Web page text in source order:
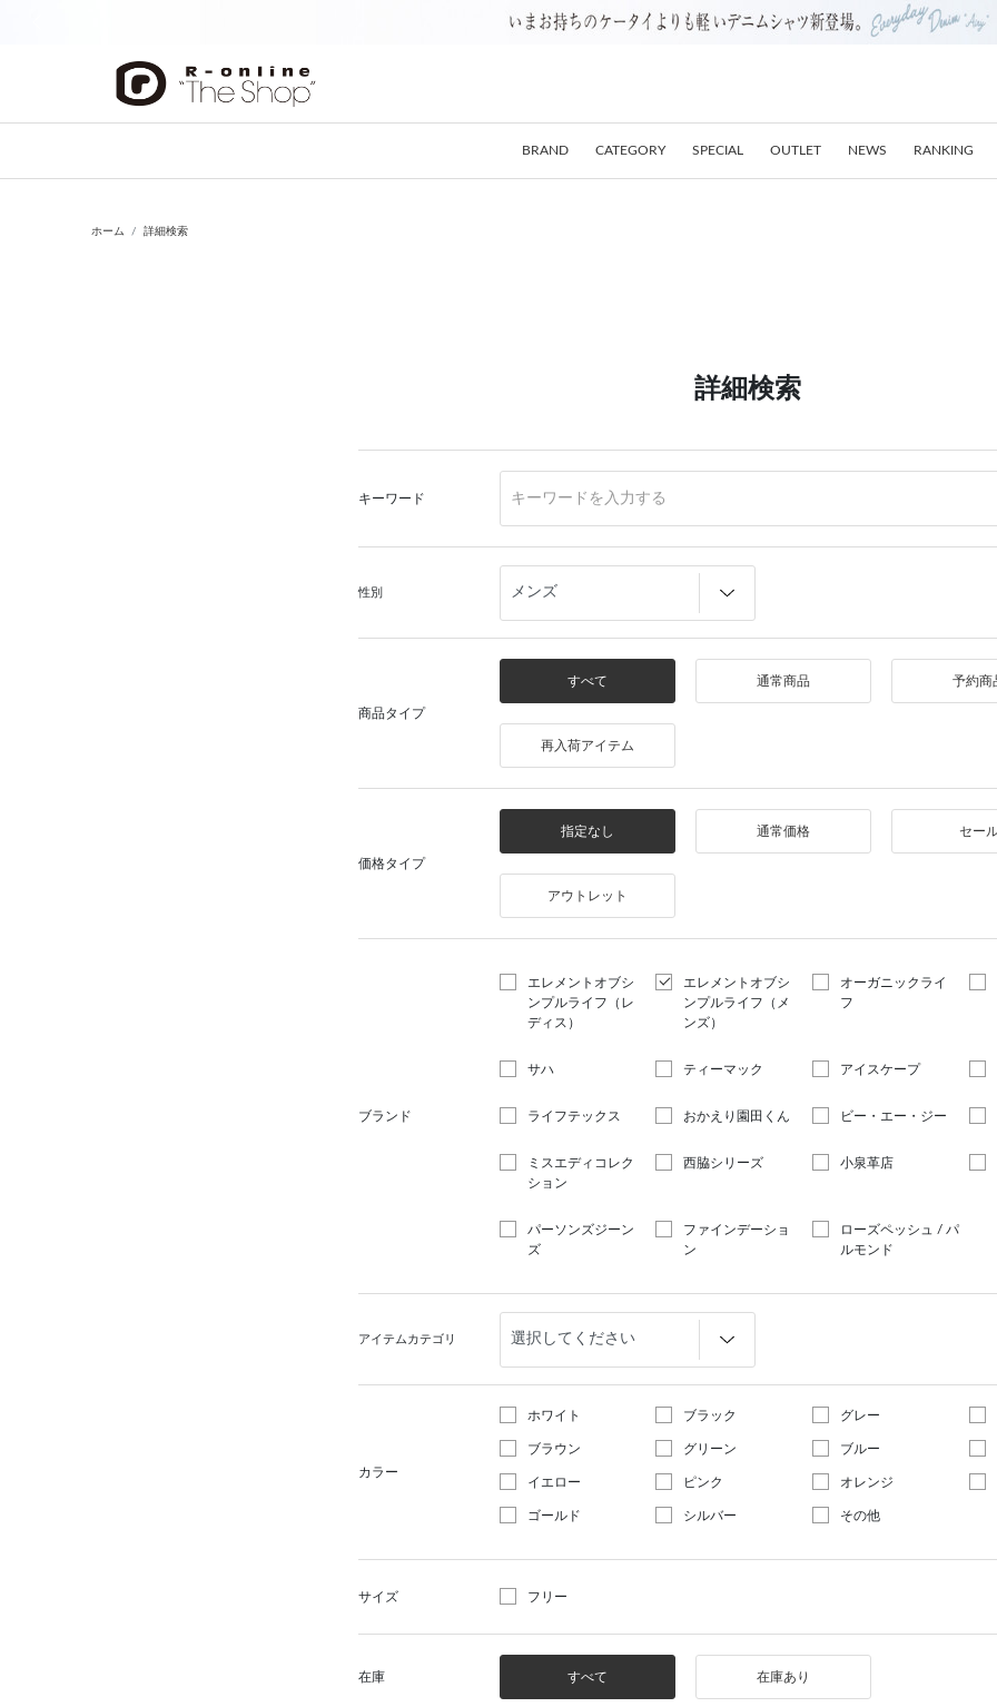
BRAND CATEGORY SPECIAL OUTLET NEWS RANKING
ホーム 詳細検索
詳細検索
キーワード
性別
商品タイプ
すべて 通常商品 予約商
再入荷アイテム
価格タイプ
指定なし 通常価格 セー
アウトレット
ブランド
エレメントオブシ
ンプルライフ（レ
ディス）
エレメントオブシ
ンプルライフ（メ
ンズ）
オーガニックライ
フ
サハ ティーマック アイスケープ
ライフテックス おかえり園田くん ビー・エー・ジー
ミスエディコレク
ション
西脇シリーズ 小泉革店
パーソンズジーン
ズ
ファインデーショ
ン
ローズペッシュ / パ
ルモンド
アイテムカテゴリ
カラー
ホワイト ブラック グレー
ブラウン グリーン ブルー
イエロー ピンク オレンジ
ゴールド シルバー その他
サイズ フリー
在庫 すべて 在庫あり